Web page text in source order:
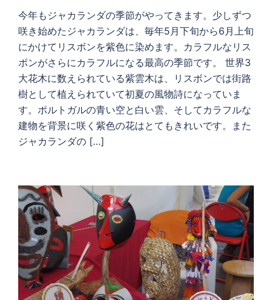
今年もジャカランダの季節がやってきます。少しずつ
咲き始めたジャカランダは、毎年5月下旬から6月上旬
にかけてリスボンを紫色に染めます。カラフルなリス
ボンがさらにカラフルになる最高の季節です。 世界3
大花木に数えられている紫雲木は、リスボンでは街路
樹として植えられていて初夏の風物詩になっていま
す。ポルトガルの青い空と白い雲、そしてカラフルな
建物を背景に咲く紫色の花はとてもきれいです。また
ジャカランダの […]